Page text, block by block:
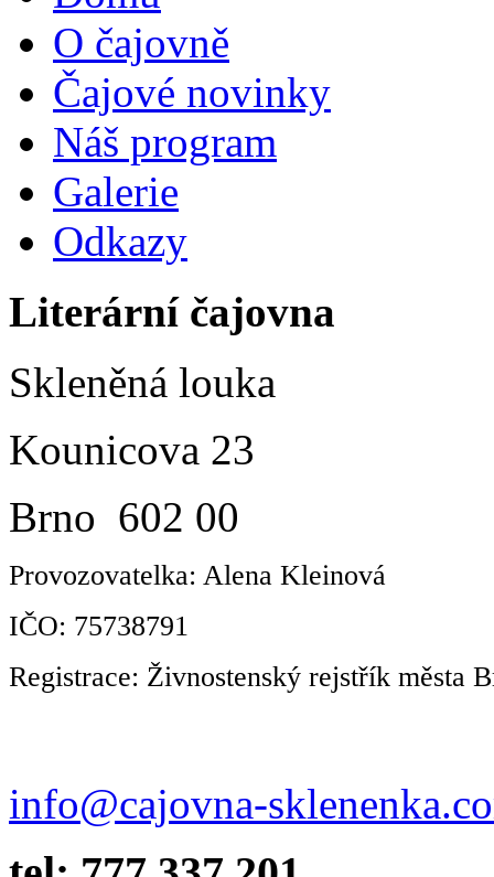
O čajovně
Čajové novinky
Náš program
Galerie
Odkazy
Literární čajovna
Skleněná louka
Kounicova 23
Brno 602 00
Provozovatelka: Alena Kleinová
IČO: 75738791
Registrace: Živnostenský rejstřík města
info@cajovna-